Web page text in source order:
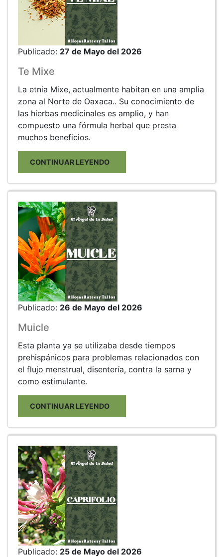
Publicado: 27 de Mayo del 2026
Te Mixe
La etnia Mixe, actualmente habitan en una amplia
zona al Norte de Oaxaca.. Su conocimiento de
las hierbas medicinales es amplio, y han
compuesto una fórmula herbal que presta
muchos beneficios.
CONTINUAR LEYENDO
Publicado: 26 de Mayo del 2026
Muicle
Esta planta ya se utilizaba desde tiempos
prehispánicos para problemas relacionados con
el flujo menstrual, disentería, contra la sarna y
como estimulante.
CONTINUAR LEYENDO
Publicado: 25 de Mayo del 2026